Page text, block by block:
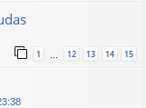
1 12 13 14 15